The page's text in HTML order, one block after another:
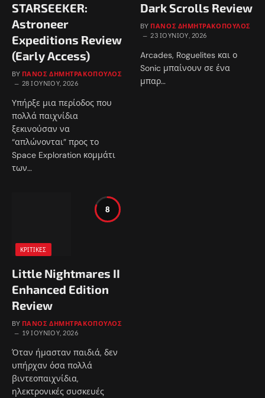
STARSEEKER:
Astroneer
Expeditions Review
(Early Access)
BY ΠΆΝΟΣ ΔΗΜΗΤΡΑΚΌΠΟΥΛΟΣ
28 ΙΟΥΝΊΟΥ, 2026
Υπήρξε μια περίοδος που
πολλά παιχνίδια
ξεκινούσαν να
“απλώνονται” προς το
Space Exploration κομμάτι
των…
Dark Scrolls Review
BY ΠΆΝΟΣ ΔΗΜΗΤΡΑΚΌΠΟΥΛΟΣ
23 ΙΟΥΝΊΟΥ, 2026
Arcades, Roguelites και ο
Sonic μπαίνουν σε ένα
μπαρ…
8
ΚΡΙΤΙΚΈΣ
Little Nightmares II
Enhanced Edition
Review
BY ΠΆΝΟΣ ΔΗΜΗΤΡΑΚΌΠΟΥΛΟΣ
19 ΙΟΥΝΊΟΥ, 2026
Όταν ήμασταν παιδιά, δεν
υπήρχαν όσα πολλά
βιντεοπαιχνίδια,
ηλεκτρονικές συσκευές